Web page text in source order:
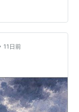
11日前